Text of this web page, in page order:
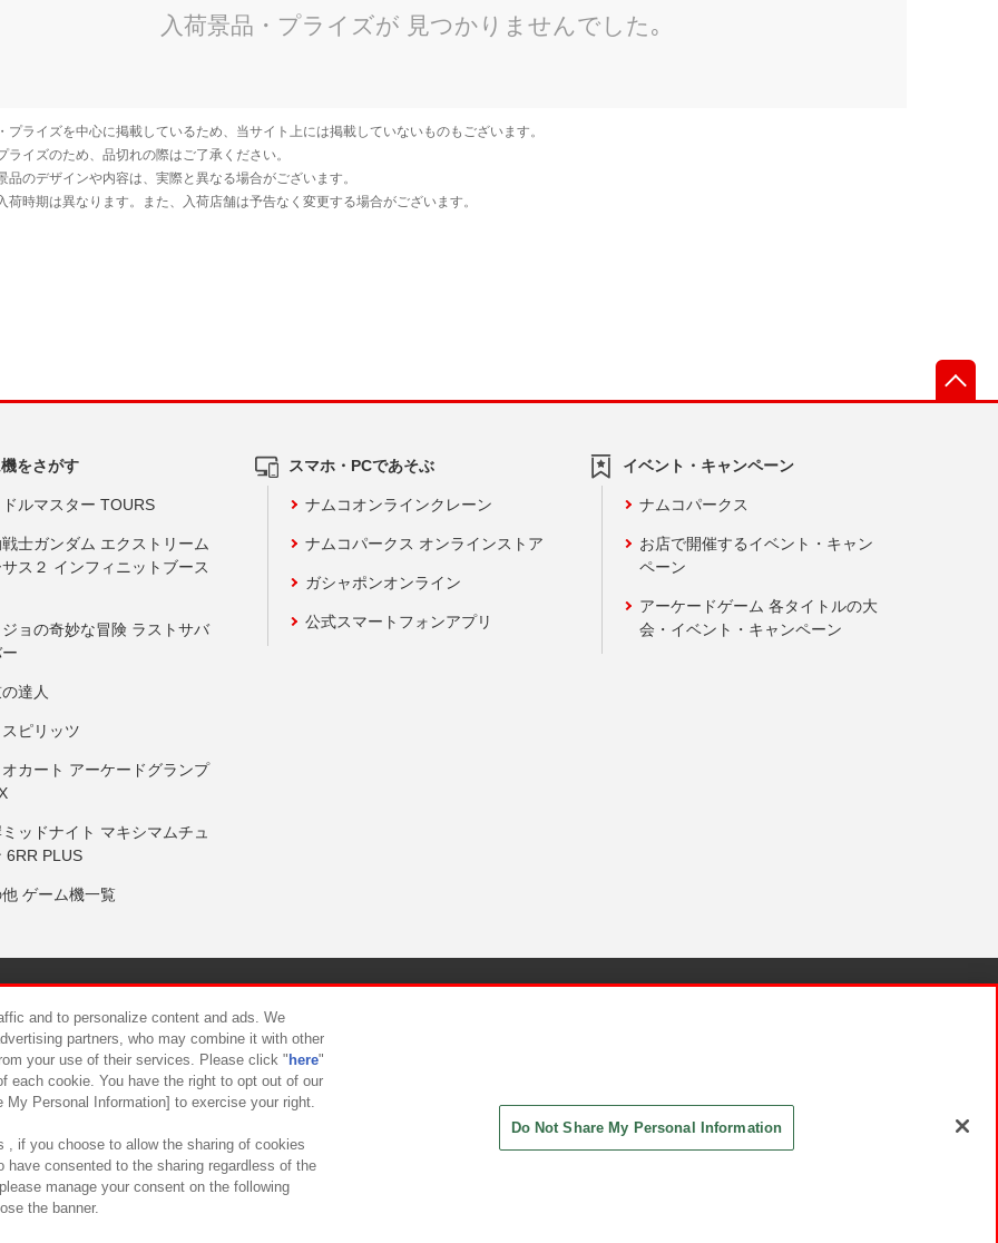
をさがす
ルマスター TOURS
士ガンダム エクストリーム
ス２ インフィニットブース
ョの奇妙な冒険 ラストサバ
達人
ピリッツ
カート アーケードグランプ
ッドナイト マキシマムチュ
6RR PLUS
ゲーム機一覧
スマホ・PCであそぶ
ナムコオンラインクレーン
ナムコパークス オンラインストア
ガシャポンオンライン
公式スマートフォンアプリ
イベント・キャンペーン
ナムコパークス
お店で開催するイベント・キャン
ペーン
アーケードゲーム 各タイトルの大
会・イベント・キャンペーン
について カスタマーハラスメント対応方針
and to personalize content and ads. We
partners, who may combine it with other
your use of their services. Please click " here"
each cookie. You have the right to opt out of our
Personal Information] to exercise your right.
, if you choose to allow the sharing of cookies
have consented to the sharing regardless of the
manage your consent on the following
the banner.
Do Not Share My Personal Information